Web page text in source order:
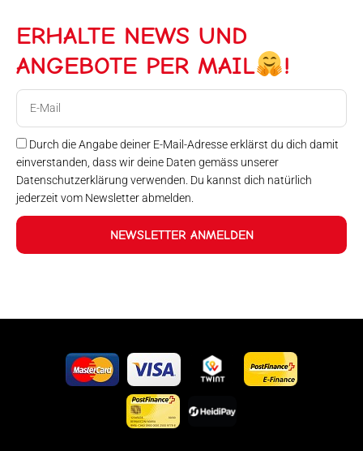
ERHALTE NEWS UND
ANGEBOTE PER MAIL
!
Durch die Angabe deiner E-Mail-Adresse erklärst du dich damit
einverstanden, dass wir deine Daten gemäss unserer
Datenschutzerklärung verwenden. Du kannst dich natürlich
jederzeit vom Newsletter abmelden.
NEWSLETTER ANMELDEN